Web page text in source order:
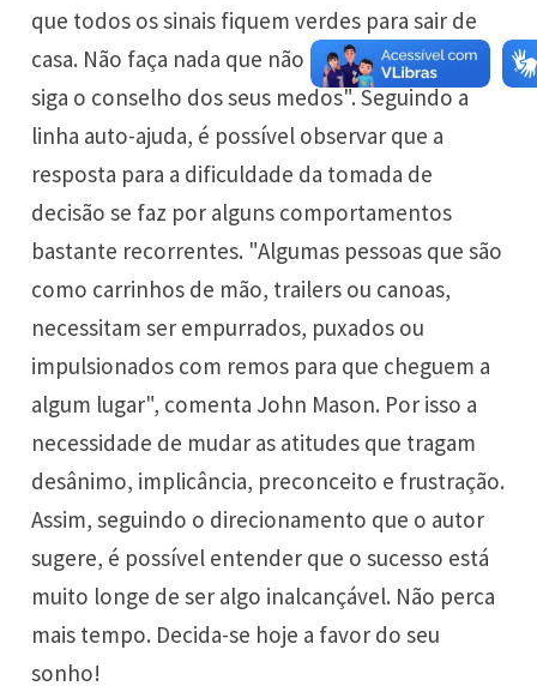
que todos os sinais fiquem verdes para sair de
casa. Não faça nada que não requeira fé. Nunca
siga o conselho dos seus medos". Seguindo a
linha auto-ajuda, é possível observar que a
resposta para a dificuldade da tomada de
decisão se faz por alguns comportamentos
bastante recorrentes. "Algumas pessoas que são
como carrinhos de mão, trailers ou canoas,
necessitam ser empurrados, puxados ou
impulsionados com remos para que cheguem a
algum lugar", comenta John Mason. Por isso a
necessidade de mudar as atitudes que tragam
desânimo, implicância, preconceito e frustração.
Assim, seguindo o direcionamento que o autor
sugere, é possível entender que o sucesso está
muito longe de ser algo inalcançável. Não perca
mais tempo. Decida-se hoje a favor do seu
sonho!